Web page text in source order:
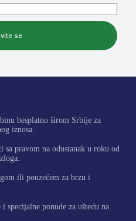
se
besplatno širom Srbije za
iznosa.
pravom na odustanak u roku od
ili pouzećem za brzu i
specijalne ponude za uštedu na